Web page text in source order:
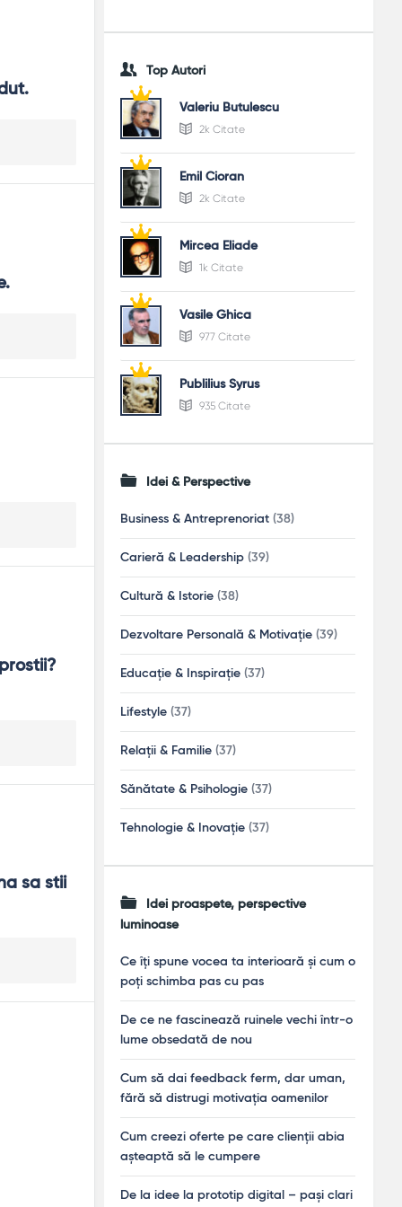
sa stii
Top Autori
Valeriu Butulescu
2k Citate
Emil Cioran
2k Citate
Mircea Eliade
1k Citate
Vasile Ghica
977 Citate
Publilius Syrus
935 Citate
Idei & Perspective
Business & Antreprenoriat (38)
Carieră & Leadership (39)
Cultură & Istorie (38)
Dezvoltare Personală & Motivație (39)
Educație & Inspirație (37)
Lifestyle (37)
Relații & Familie (37)
Sănătate & Psihologie (37)
Tehnologie & Inovație (37)
Idei proaspete, perspective
luminoase
Ce îți spune vocea ta interioară și cum o
poți schimba pas cu pas
De ce ne fascinează ruinele vechi într-o
lume obsedată de nou
Cum să dai feedback ferm, dar uman,
fără să distrugi motivația oamenilor
Cum creezi oferte pe care clienții abia
așteaptă să le cumpere
De la idee la prototip digital – pași clari